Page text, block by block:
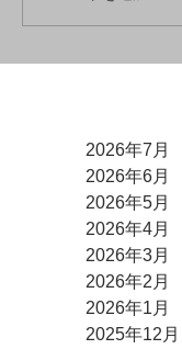
2026年7月
2026年6月
2026年5月
2026年4月
2026年3月
2026年2月
2026年1月
2025年12月